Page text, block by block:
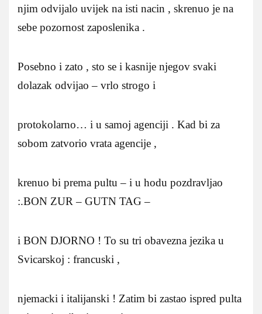
njim odvijalo uvijek na isti nacin , skrenuo je na
sebe pozornost zaposlenika .
Posebno i zato , sto se i kasnije njegov svaki
dolazak odvijao – vrlo strogo i
protokolarno… i u samoj agenciji . Kad bi za
sobom zatvorio vrata agencije ,
krenuo bi prema pultu – i u hodu pozdravljao
:.BON ZUR – GUTN TAG –
i BON DJORNO ! To su tri obavezna jezika u
Svicarskoj : francuski ,
njemacki i italijanski ! Zatim bi zastao ispred pulta